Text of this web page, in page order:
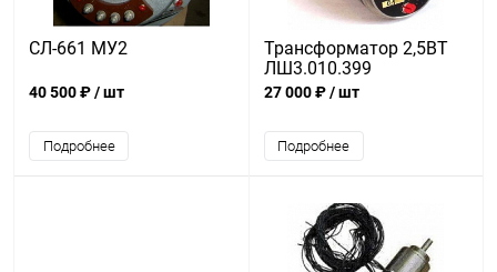
СЛ-661 МУ2
40 500 ₽/ шт
Подробнее
Трансформатор 2,5ВТ
ЛШ3.010.399
27 000 ₽/ шт
Подробнее